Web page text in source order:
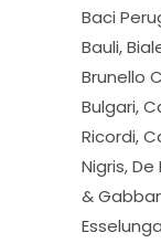
Baci
Bauli,
Brunello
Bulgari,
Ricordi,
Nigris,
&